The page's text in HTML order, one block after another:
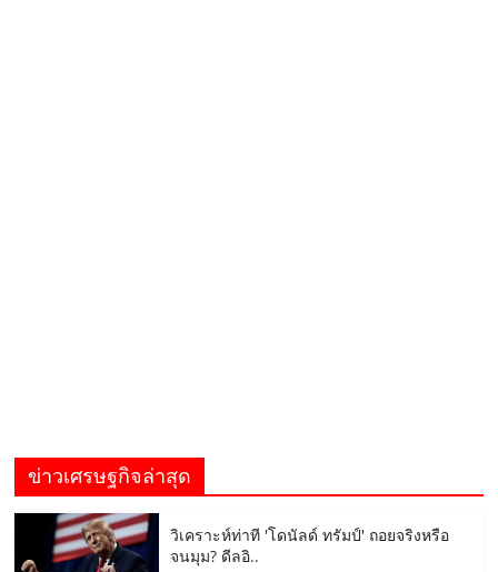
ข่าวเศรษฐกิจล่าสุด
วิเคราะห์ท่าที 'โดนัลด์ ทรัมป์' ถอยจริงหรือ
จนมุม? ดีลอิ..